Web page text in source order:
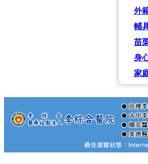
外
輔
苗
身
家